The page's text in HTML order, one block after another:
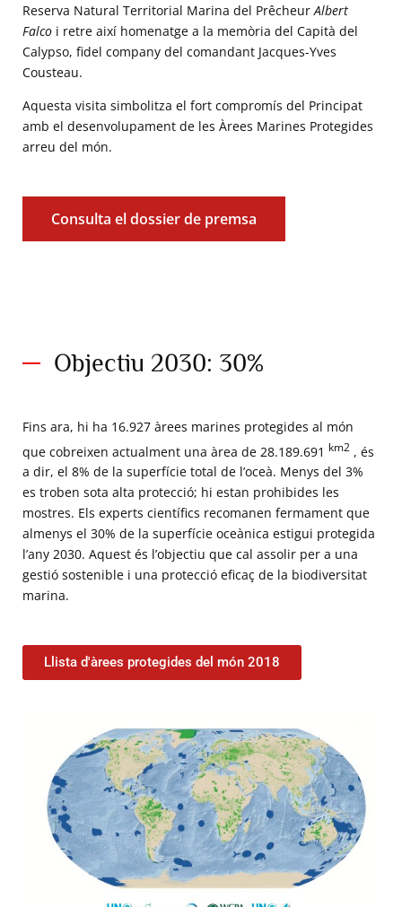
Reserva Natural Territorial Marina del Prêcheur Albert
Falco i retre així homenatge a la memòria del Capità del
Calypso, fidel company del comandant Jacques-Yves
Cousteau.
Aquesta visita simbolitza el fort compromís del Principat
amb el desenvolupament de les Àrees Marines Protegides
arreu del món.
Consulta el dossier de premsa
Objectiu 2030: 30%
Fins ara, hi ha 16.927 àrees marines protegides al món
que cobreixen actualment una àrea de 28.189.691 km2 , és
a dir, el 8% de la superfície total de l’oceà. Menys del 3%
es troben sota alta protecció; hi estan prohibides les
mostres. Els experts científics recomanen fermament que
almenys el 30% de la superfície oceànica estigui protegida
l’any 2030. Aquest és l’objectiu que cal assolir per a una
gestió sostenible i una protecció eficaç de la biodiversitat
marina.
Llista d'àrees protegides del món 2018